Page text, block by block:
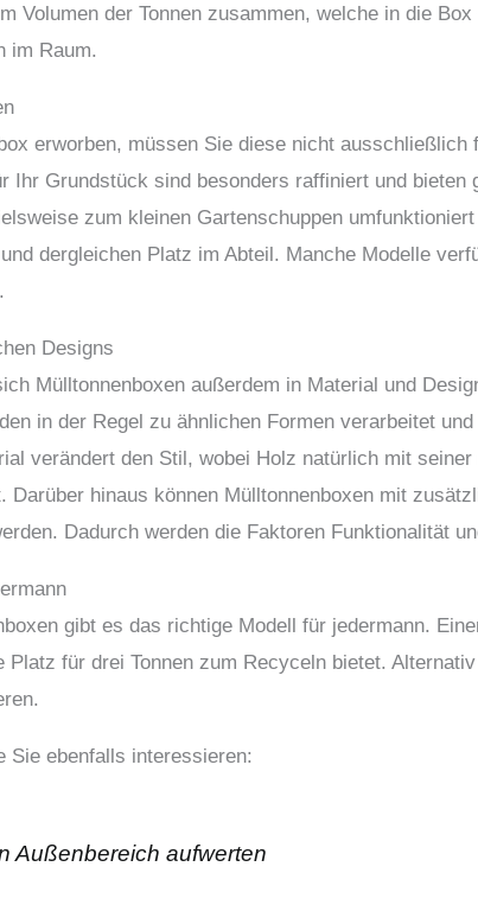
Volumen der Tonnen zusammen, welche in die
im Raum.
erworben, müssen Sie diese nicht ausschließlich
Ihr Grundstück sind besonders raffiniert und
zum kleinen Gartenschuppen
dergleichen Platz im Abteil. Manche Modelle
Designs
Mülltonnenboxen außerdem in Material und
in der Regel zu ähnlichen Formen verarbeitet
verändert den Stil, wobei Holz natürlich mit
Darüber hinaus können Mülltonnenboxen mit
Dadurch werden die Faktoren Funktionalität
gibt es das richtige Modell für jedermann.
Platz für drei Tonnen zum Recyceln bietet.
Sie ebenfalls interessieren:
Außenbereich aufwerten